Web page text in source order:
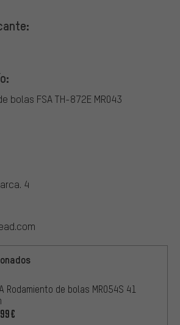
bolas FSA TH-872E MR043
4
Rodamiento de bolas MR054S 41